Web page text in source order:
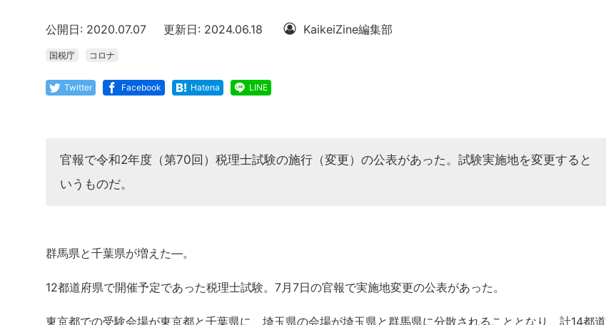
公開日: 2020.07.07 更新日: 2024.06.18 KaikeiZine編集部
国税庁 コロナ
Twitter Facebook Hatena LINE
官報で令和2年度（第70回）税理士試験の施行（変更）の公表があった。試験実施地を変更すると
いうものだ。
群馬県と千葉県が増えた―。
12都道府県で開催予定であった税理士試験。7月7日の官報で実施地変更の公表があった。
東京都での受験会場が東京都と千葉県に、埼玉県の会場が埼玉県と群馬県に分散されることとなり、計14都道